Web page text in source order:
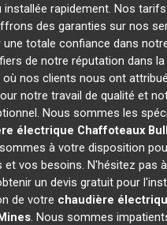
installée rapidement. Nos
des garanties sur nos
une totale confiance dans
de notre réputation dans la
où nos clients nous ont
notre travail de qualité et
Nous sommes les
électrique Chaffoteaux
à votre disposition
et vos besoins. N'hésitez pas
un devis gratuit pour
de votre chaudière
. Nous sommes